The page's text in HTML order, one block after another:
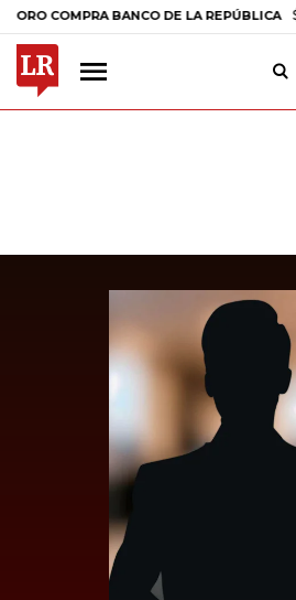
BANCO DE LA REPÚBLICA $